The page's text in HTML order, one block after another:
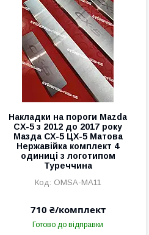
Накладки на пороги Mazda
CX-5 з 2012 до 2017 року
Мазда СХ-5 ЦХ-5 Матова
Нержавійка комплект 4
одиниці з логотипом
Туреччина
OMSA-MA11
710 ₴/комплект
Готово до відправки